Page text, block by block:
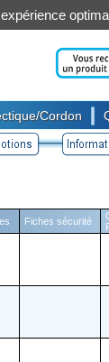
Cordon
Fiches sécurité
expérience